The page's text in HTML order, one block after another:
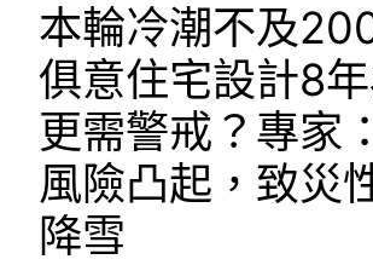
本輪冷潮不及
俱意住宅設計8
更需警戒？專家
風險凸起，致災
降雪